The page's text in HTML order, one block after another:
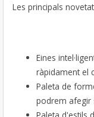
Les principals
Eines
ràpidament el
Paleta de
podrem afegir